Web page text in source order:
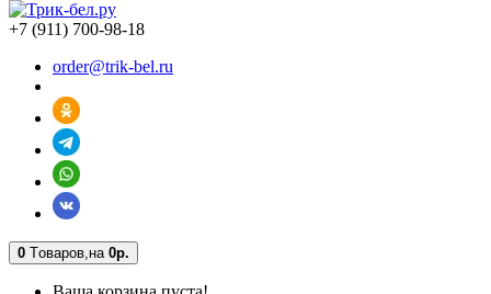
+7 (911) 700-98-18
order@trik-bel.ru
0 Tоваров,на 0р.